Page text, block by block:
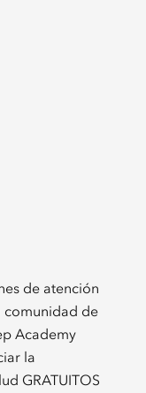
de atención
comunidad de
Academy
la
GRATUITOS